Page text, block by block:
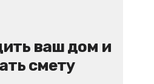
ваш дом и
смету